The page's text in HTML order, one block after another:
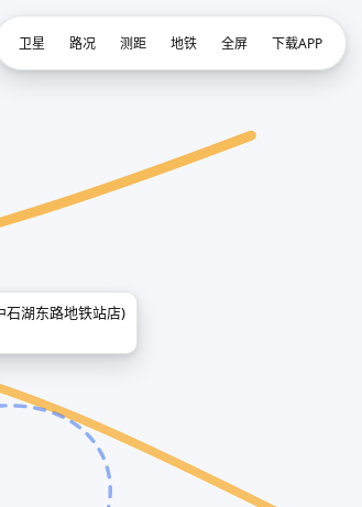
石湖东路地铁站店)
卫星 路况 测距 地铁 全屏 下载APP